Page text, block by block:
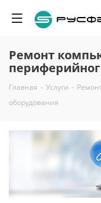
Ремонт
Главная - Услуги -
оборудования